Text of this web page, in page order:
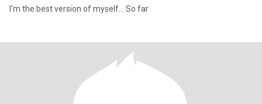
I'm the best version of myself... So far